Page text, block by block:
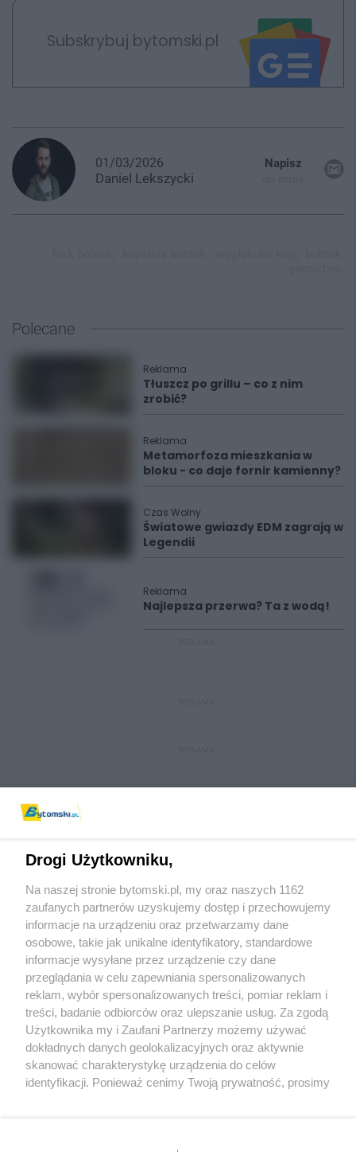
Subskrybuj bytomski.pl
01/03/2026
Daniel Lekszycki
Napisz
Polecane
Reklama
Tłuszcz po grillu – co z nim
zrobić?
Reklama
Metamorfoza mieszkania w
bloku - co daje fornir kamienny?
Czas Wolny
Światowe gwiazdy EDM zagrają w
Legendii
Reklama
Najlepsza przerwa? Ta z wodą!
Wydawca mediów lokalnych
Nie zapomnij
zapoznać się z:
polityką prywatności regulamin korzystania z portali
Twojemiasto
Piekary Śląskie
Chorzów
Tarnowskie Góry
Skontaktuj sięz nami
Kontakt
Wydawca
Pogoda
Drogi Użytkowniku,
Na naszej stronie bytomski.pl, my oraz naszych 1162
zaufanych partnerów uzyskujemy dostęp i przechowujemy
informacje na urządzeniu oraz przetwarzamy dane
osobowe, takie jak unikalne identyfikatory, standardowe
informacje wysyłane przez urządzenie czy dane
przeglądania w celu zapewniania spersonalizowanych
reklam, wybór spersonalizowanych treści, pomiar reklam i
treści, badanie odbiorców oraz ulepszanie usług. Za zgodą
Użytkownika my i Zaufani Partnerzy możemy używać
dokładnych danych geolokalizacyjnych oraz aktywnie
skanować charakterystykę urządzenia do celów
identyfikacji. Ponieważ cenimy Twoją prywatność, prosimy